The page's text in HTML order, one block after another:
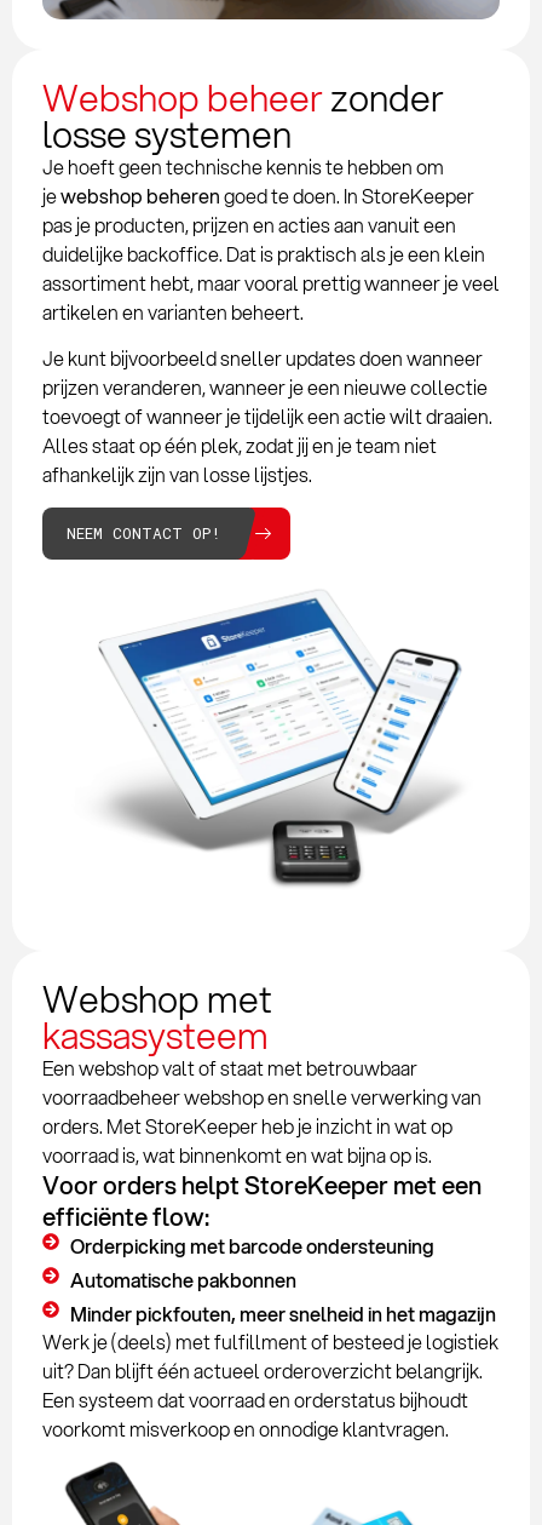
Webshop beheerzonder
losse systemen
Je hoeft geen technische kennis te hebben om
jewebshop beherengoed te doen. In StoreKeeper
pas je producten, prijzen en acties aan vanuit een
duidelijke backoffice. Dat is praktisch als je een klein
assortiment hebt, maar vooral prettig wanneer je veel
artikelen en varianten beheert.
Je kunt bijvoorbeeld sneller updates doen wanneer
prijzen veranderen, wanneer je een nieuwe collectie
toevoegt of wanneer je tijdelijk een actie wilt draaien.
Alles staat op één plek, zodat jij en je team niet
afhankelijk zijn van losse lijstjes.
NEEM CONTACT OP!
Webshop met
kassasysteem
Een webshop valt of staat met betrouwbaar
voorraadbeheer webshop en snelle verwerking van
orders. Met StoreKeeper heb je inzicht in wat op
voorraad is, wat binnenkomt en wat bijna op is.
Voor orders helpt StoreKeeper met een
efficiënte flow:
Orderpicking met barcode ondersteuning
Automatische pakbonnen
Minder pickfouten, meer snelheid in het magazijn
Werk je (deels) met fulfillment of besteed je logistiek
uit? Dan blijft één actueel orderoverzicht belangrijk.
Een systeem dat voorraad en orderstatus bijhoudt
voorkomt misverkoop en onnodige klantvragen.